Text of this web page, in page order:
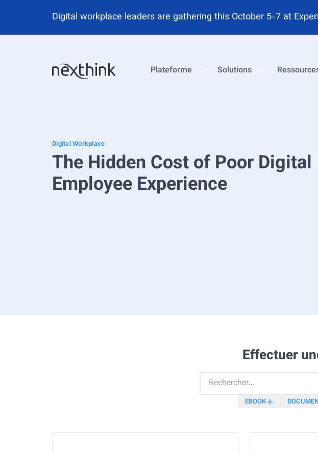
Nexthink classé au rang des Leaders dans le Magic Quadrant™
Plateforme Solutions
Digital Workplace
The Hidden Cost of Poor Digital
Employee Experience
Effectuer
EBOOK